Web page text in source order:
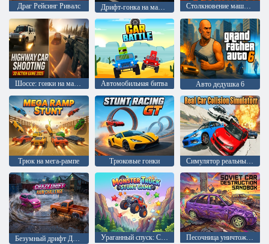
Драг Рейсинг Ривалс Дрифт-гонка на машинах Столкновение машин: Арена
Шоссе: гонки на машинах 3D экшен 2025 Автомобильная битва Авто дедушка 6
Трюк на мега-рампе Трюковые гонки Симулятор реальных автомобильных столкновений
Ураганный спуск: Сложный режим Песочница уничтожения советских автомобилей